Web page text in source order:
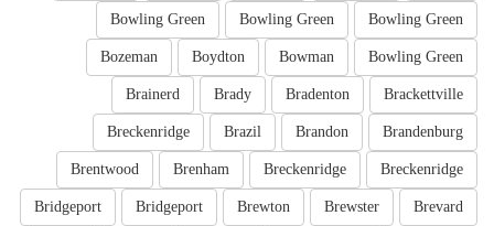
Bowling Green
Bowling Green
Bowling Green
Bowling Green
Bowman
Boydton
Bozeman
Brackettville
Bradenton
Brady
Brainerd
Brandenburg
Brandon
Brazil
Breckenridge
Breckenridge
Breckenridge
Brenham
Brentwood
Brevard
Brewster
Brewton
Bridgeport
Bridgeport